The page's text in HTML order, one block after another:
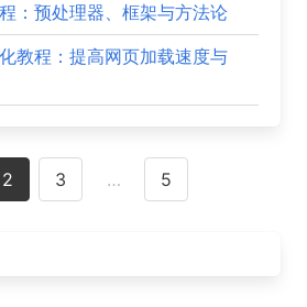
：预处理器、框架与方法论
教程：提高网页加载速度与
2 3 … 5